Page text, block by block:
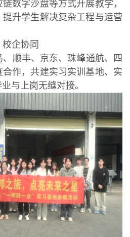
数字沙盘等方式开展教学，
升学生解决复杂工程与运营
校企协同
、顺丰、京东、珠峰通航、四
作，共建实习实训基地、实
与上岗无缝对接。